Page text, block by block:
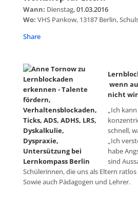
Wann: Dienstag, 01.03.2016
Wo: VHS Pankow, 13187 Berlin,
Share
wenn
nicht
„Ich
schnell,
„Ich
habe
sind
Schülerinnen, die uns als Eltern
Sowie auch Pädagogen und Lehrer.